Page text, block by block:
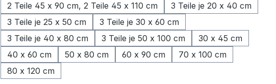
2 Teile 45 x 90 cm, 2 Teile 45 x 110 cm
3 Teile je 20 x 40 cm
3 Teile je 25 x 50 cm
3 Teile je 30 x 60 cm
3 Teile je 40 x 80 cm
3 Teile je 50 x 100 cm
30 x 45 cm
40 x 60 cm
50 x 80 cm 60 x 90 cm
70 x 100 cm
80 x 120 cm